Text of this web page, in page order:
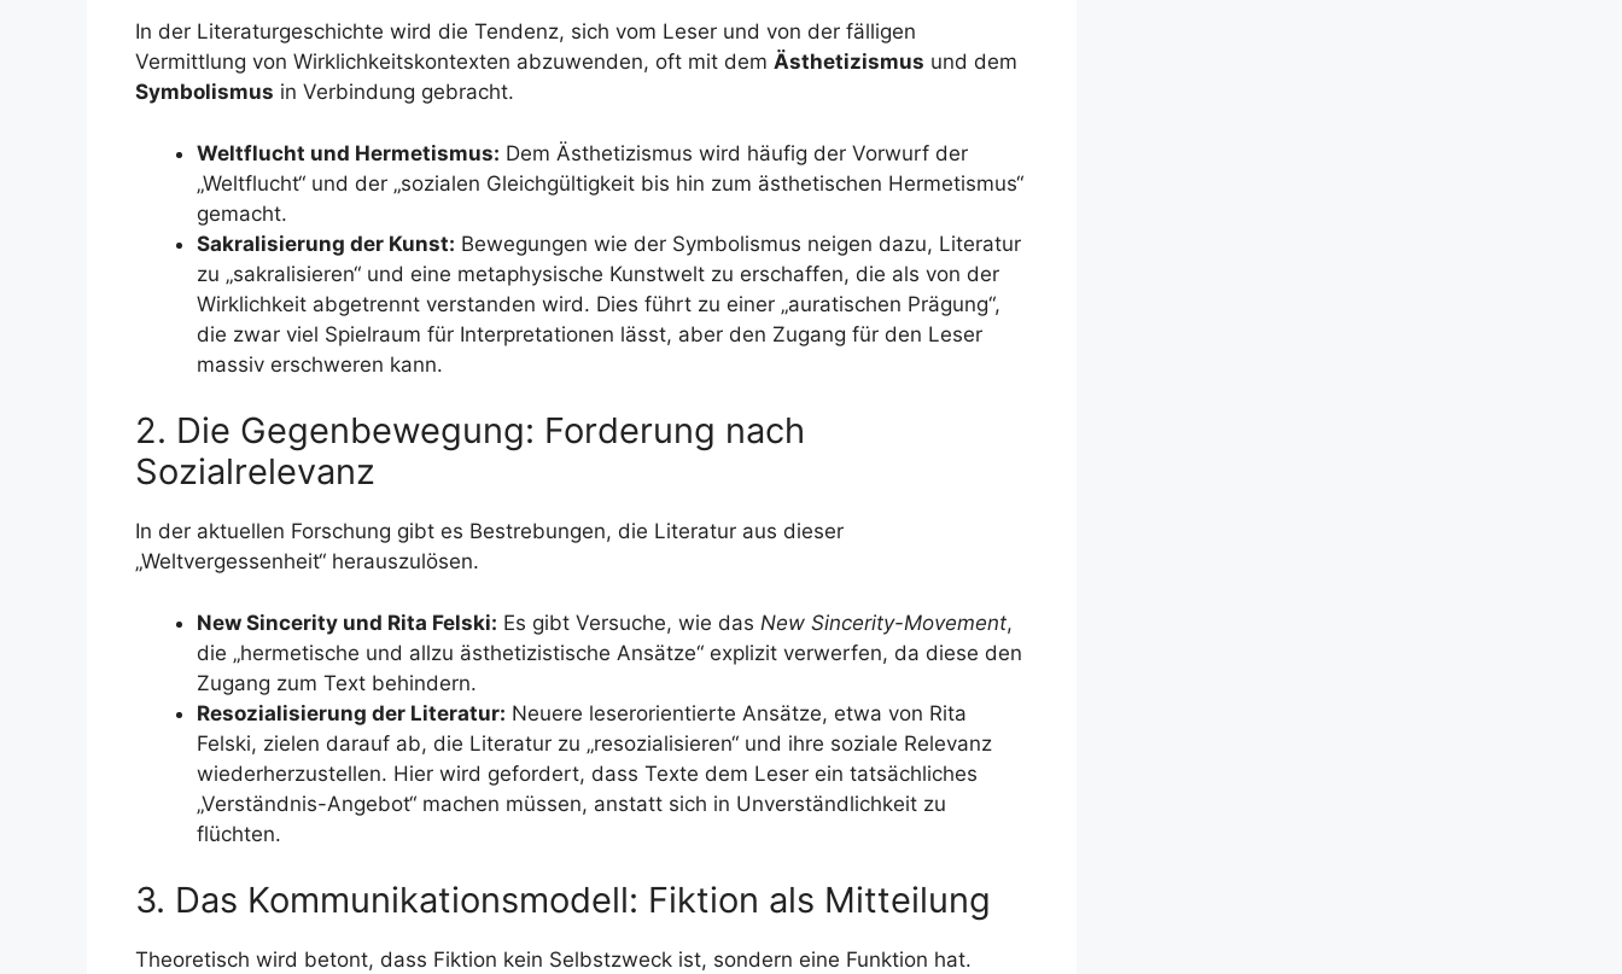
In der Literaturgeschichte wird die Tendenz, sich vom Leser und von der fälligen
Vermittlung von Wirklichkeitskontexten abzuwenden, oft mit dem Ästhetizismus und dem
Symbolismus in Verbindung gebracht.
Weltflucht und Hermetismus: Dem Ästhetizismus wird häufig der Vorwurf der
„Weltflucht“ und der „sozialen Gleichgültigkeit bis hin zum ästhetischen Hermetismus“
gemacht.
Sakralisierung der Kunst: Bewegungen wie der Symbolismus neigen dazu, Literatur
zu „sakralisieren“ und eine metaphysische Kunstwelt zu erschaffen, die als von der
Wirklichkeit abgetrennt verstanden wird. Dies führt zu einer „auratischen Prägung“,
die zwar viel Spielraum für Interpretationen lässt, aber den Zugang für den Leser
massiv erschweren kann.
2. Die Gegenbewegung: Forderung nach
Sozialrelevanz
In der aktuellen Forschung gibt es Bestrebungen, die Literatur aus dieser
„Weltvergessenheit“ herauszulösen.
New Sincerity und Rita Felski: Es gibt Versuche, wie das New Sincerity-Movement,
die „hermetische und allzu ästhetizistische Ansätze“ explizit verwerfen, da diese den
Zugang zum Text behindern.
Resozialisierung der Literatur: Neuere leserorientierte Ansätze, etwa von Rita
Felski, zielen darauf ab, die Literatur zu „resozialisieren“ und ihre soziale Relevanz
wiederherzustellen. Hier wird gefordert, dass Texte dem Leser ein tatsächliches
„Verständnis-Angebot“ machen müssen, anstatt sich in Unverständlichkeit zu
flüchten.
3. Das Kommunikationsmodell: Fiktion als Mitteilung
Theoretisch wird betont, dass Fiktion kein Selbstzweck ist, sondern eine Funktion hat.